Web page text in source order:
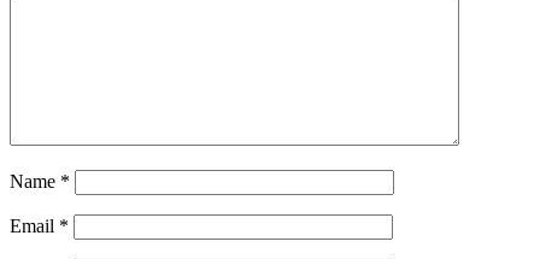
Name *
Email *